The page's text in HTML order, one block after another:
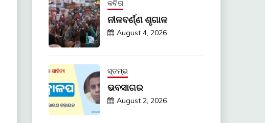
କବିତା
ନୀଳବର୍ଣ୍ଣ ଶୃଗାଳ
August 4, 2026
ସ୍ତମ୍ଭ
ଭବସାଗର
August 2, 2026